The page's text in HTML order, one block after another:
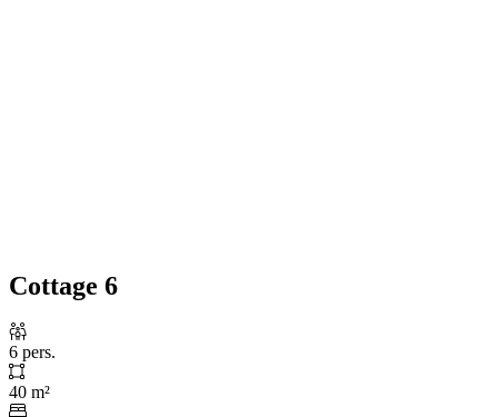
Cottage 6
6 pers.
40 m²